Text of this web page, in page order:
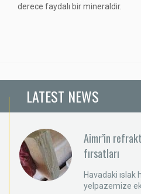
derece faydalı bir mineraldir.
LATEST NEWS
Aimr’in
fırsatları
Havadaki ıslak
yelpazemize